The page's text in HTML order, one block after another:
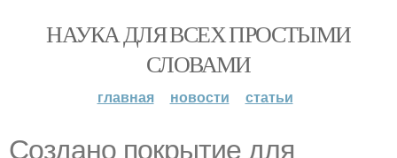
НАУКА ДЛЯ ВСЕХ ПРОСТЫМИ
СЛОВАМИ
главная новости статьи
Создано покрытие для